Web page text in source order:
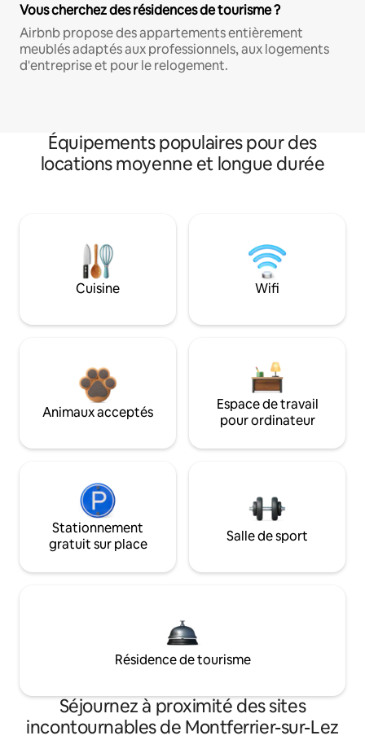
Vous cherchez des résidences de tourisme ?
Airbnb propose des appartements entièrement
meublés adaptés aux professionnels, aux logements
d'entreprise et pour le relogement.
Équipements populaires pour des
locations moyenne et longue durée
Cuisine Wifi
Animaux acceptés
Espace de travail
pour ordinateur
Stationnement
gratuit sur place
Salle de sport
Résidence de tourisme
Séjournez à proximité des sites
incontournables de Montferrier-sur-Lez